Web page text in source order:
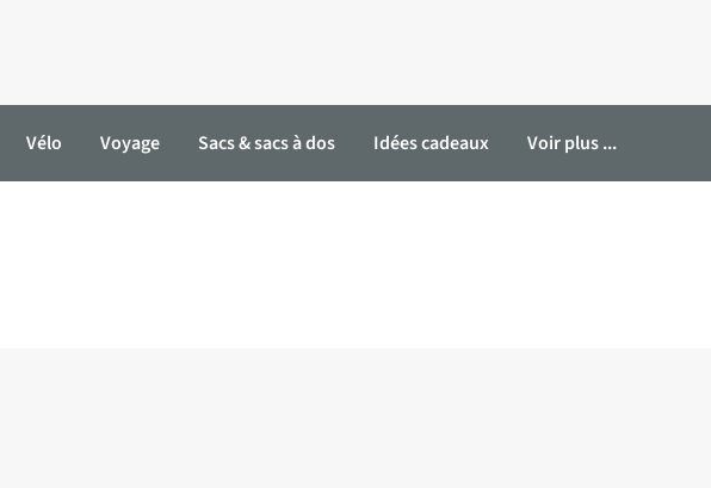
Vélo Voyage Sacs & sacs à dos Idées cadeaux Voir plus ...